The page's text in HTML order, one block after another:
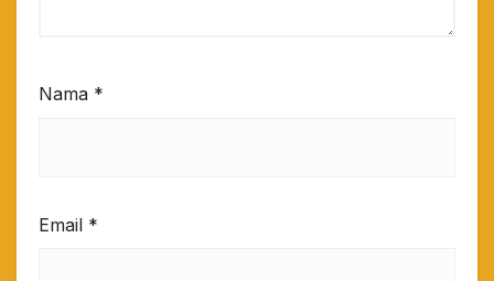
Nama *
Email *